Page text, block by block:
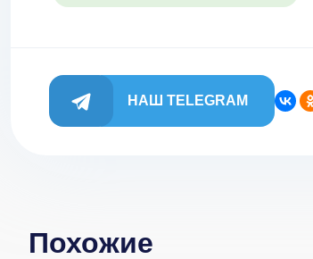
НАШ TELEGRAM
Похожие